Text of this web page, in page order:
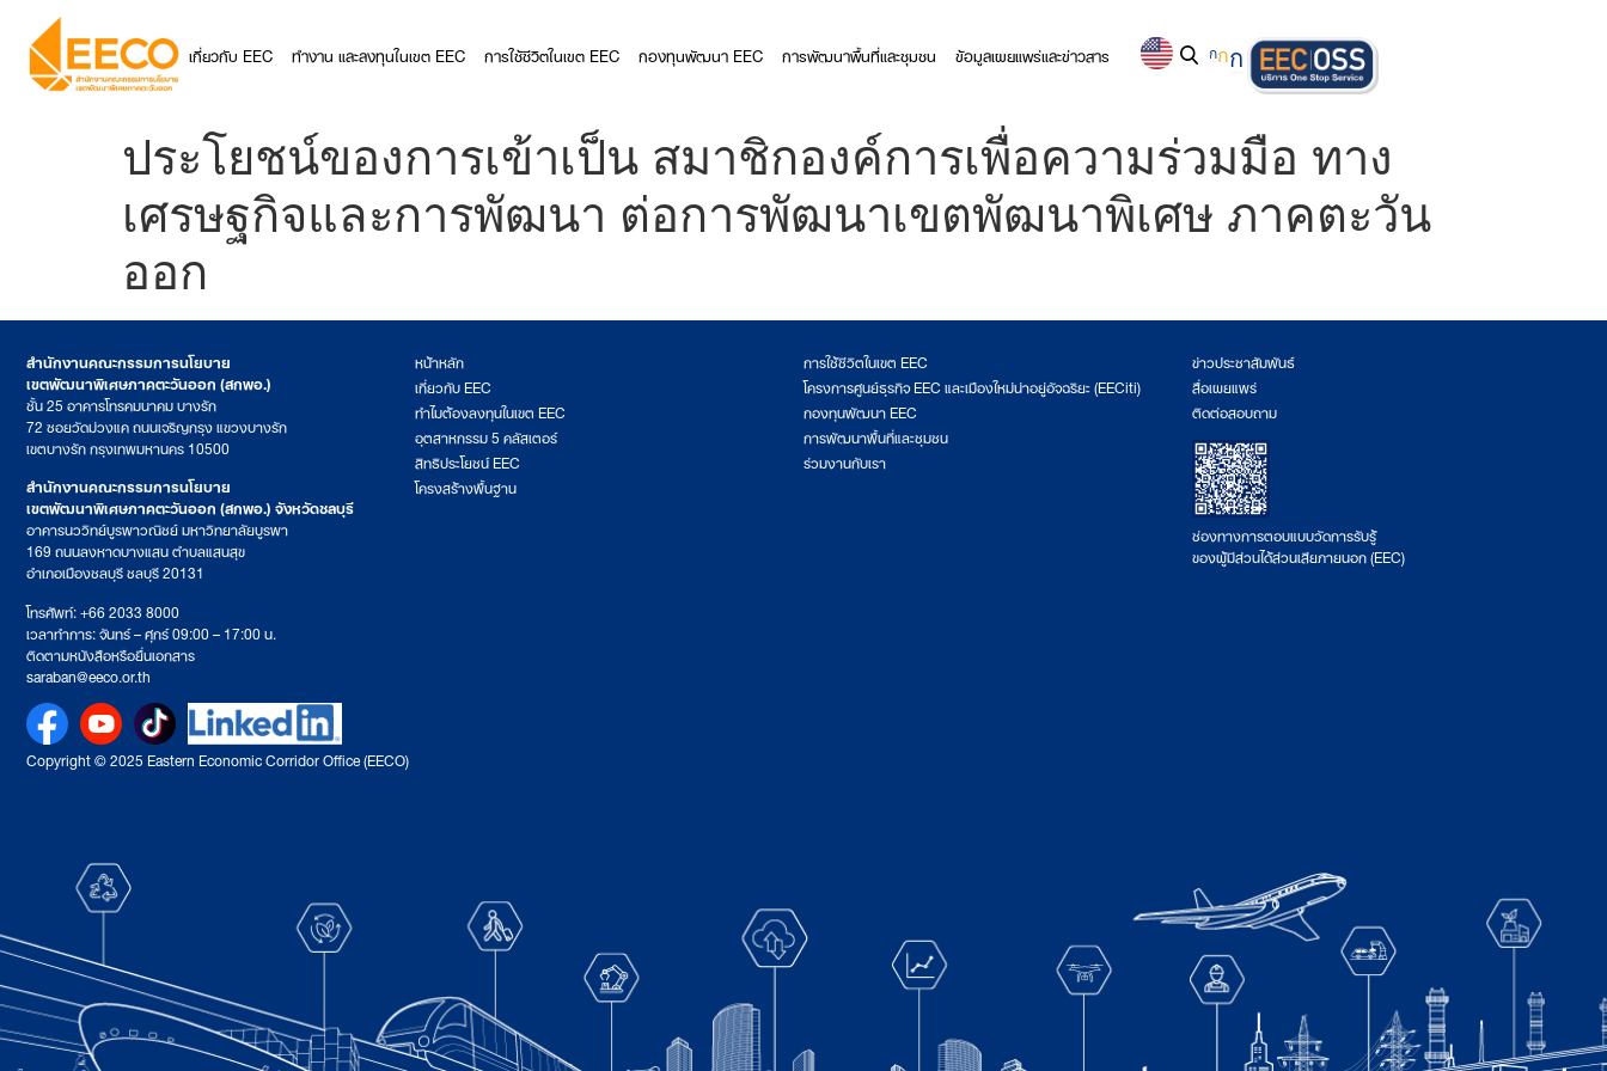
เกี่ยวกับ EEC ทำงาน และลงทุนในเขต EEC การใช้ชีวิตในเขต EEC กองทุนพัฒนา EEC การพัฒนาพื้นที่และชุมชน ข้อมูลเผยแพร่และข่าวสาร กกก
ประโยชน์ของการเข้าเป็น สมาชิกองค์การเพื่อความร่วมมือ ทาง
เศรษฐกิจและการพัฒนา ต่อการพัฒนาเขตพัฒนาพิเศษ ภาคตะวัน
ออก
สำนักงานคณะกรรมการนโยบาย
เขตพัฒนาพิเศษภาคตะวันออก (สกพอ.)
ชั้น 25 อาคารโทรคมนาคม บางรัก
72 ซอยวัดม่วงแค ถนนเจริญกรุง แขวงบางรัก
เขตบางรัก กรุงเทพมหานคร 10500
สำนักงานคณะกรรมการนโยบาย
เขตพัฒนาพิเศษภาคตะวันออก (สกพอ.) จังหวัดชลบุรี
อาคารนววิทย์บูรพาวณิชย์ มหาวิทยาลัยบูรพา
169 ถนนลงหาดบางแสน ตำบลแสนสุข
อำเภอเมืองชลบุรี ชลบุรี 20131
โทรศัพท์: +66 2033 8000
เวลาทำการ: จันทร์ – ศุกร์ 09:00 – 17:00 น.
ติดตามหนังสือหรือยื่นเอกสาร
saraban@eeco.or.th
หน้าหลัก
เกี่ยวกับ EEC
ทำไมต้องลงทุนในเขต EEC
อุตสาหกรรม 5 คลัสเตอร์
สิทธิประโยชน์ EEC
โครงสร้างพื้นฐาน
การใช้ชีวิตในเขต EEC
โครงการศูนย์ธุรกิจ EEC และเมืองใหม่น่าอยู่อัจฉริยะ (EECiti)
กองทุนพัฒนา EEC
การพัฒนาพื้นที่และชุมชน
ร่วมงานกับเรา
ข่าวประชาสัมพันธ์
สื่อเผยแพร่
ติดต่อสอบถาม
ช่องทางการตอบแบบวัดการรับรู้
ของผู้มีส่วนได้ส่วนเสียภายนอก (EEC)
Copyright © 2025 Eastern Economic Corridor Office (EECO)